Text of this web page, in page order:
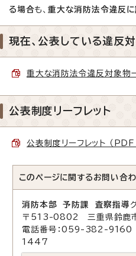
る場合も、重大な消防法令違反
現在、公表している違反
重大な消防法令違反対象物
公表制度リーフレット
公表制度リーフレット （
このページに関する お問い合
消防本部 予防課 査察指導
〒513-0802 三重県鈴鹿
電話番号：059-382-9160
1447